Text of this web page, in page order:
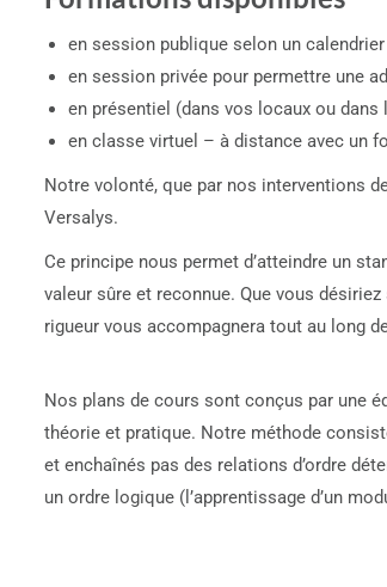
en session publique selon un
en session privée pour permettre une
en présentiel (dans vos locaux ou dans
en classe virtuel – à distance avec un
Notre volonté, que par nos interventions
Versalys.
Ce principe nous permet d’atteindre un
valeur sûre et reconnue. Que vous
rigueur vous accompagnera tout au long
Nos plans de cours sont conçus par une
théorie et pratique. Notre méthode
et enchaînés pas des relations d’ordre
un ordre logique (l’apprentissage d’un